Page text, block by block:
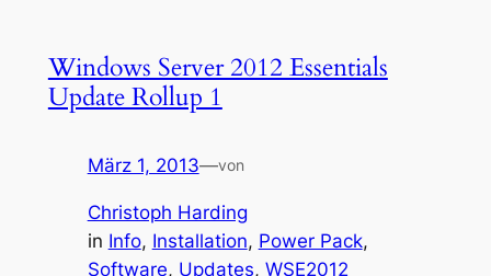
Windows Server 2012 Essentials
Update Rollup 1
März 1, 2013—von
Christoph Harding
in Info, Installation, Power Pack
Software, Updates, WSE2012